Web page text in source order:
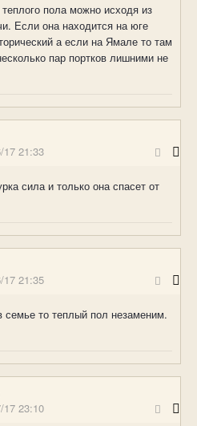
пола можно исходя из
Если она находится на юге
а если на Ямале то там
пар портков лишними не
17 21:33
сила и только она спасет от
17 21:35
семье то теплый пол незаменим.
17 23:10